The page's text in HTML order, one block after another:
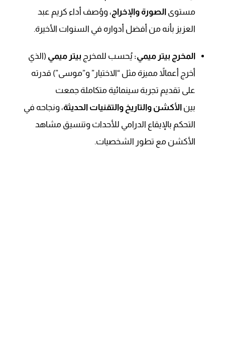
مستوى الصورة والإخراج ، ووُصف أداء كريم عبد
العزيز بأنه من أفضل أدواره في السنوات الأخيرة.
المخرج بيتر ميمي: يُحسب للمخرج بيتر ميمي (الذي
أخرج أعمالاً مميزة مثل “الاختيار” و”موسى”) قدرته
على تقديم تجربة سينمائية متكاملة جمعت
بين الأكشن والتاريخ والتقنيات الحديثة، ونجاحه في
التحكم بالإيقاع الدرامي للأحداث وتنسيق مشاهد
الأكشن مع تطور الشخصيات.